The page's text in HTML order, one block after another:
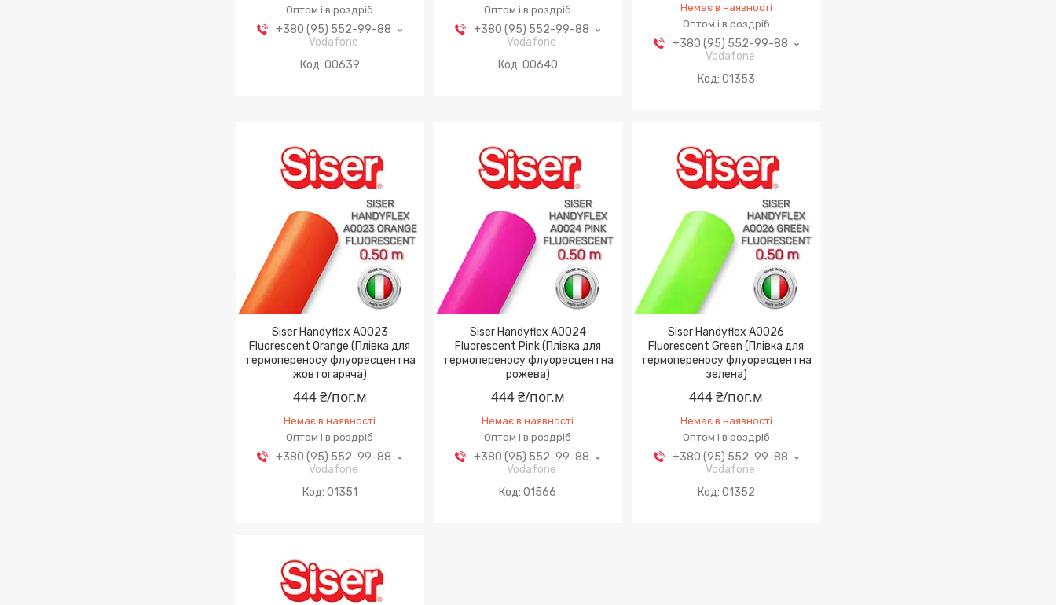
Оптом і в роздріб
+380 (95) 552-99-88
Vodafone
00639
Оптом і в роздріб
+380 (95) 552-99-88
Vodafone
00640
Немає в наявності
Оптом і в роздріб
+380 (95) 552-99-88
Vodafone
01353
Siser Handyflex A0023
Fluorescent Orange (Плівка для
термопереносу флуоресцентна
жовтогаряча)
444 ₴/пог.м
Немає в наявності
Оптом і в роздріб
+380 (95) 552-99-88
Vodafone
01351
Siser Handyflex A0024
Fluorescent Pink (Плівка для
термопереносу флуоресцентна
рожева)
444 ₴/пог.м
Немає в наявності
Оптом і в роздріб
+380 (95) 552-99-88
Vodafone
01566
Siser Handyflex A0026
Fluorescent Green (Плівка для
термопереносу флуоресцентна
зелена)
444 ₴/пог.м
Немає в наявності
Оптом і в роздріб
+380 (95) 552-99-88
Vodafone
01352